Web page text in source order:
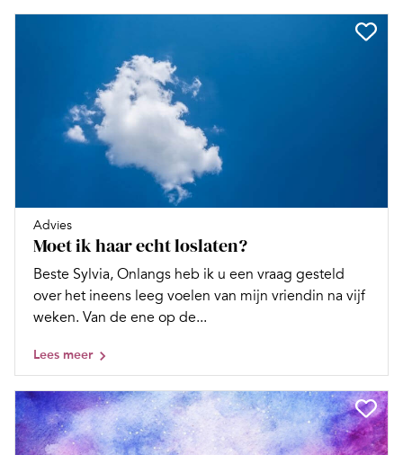
Advies
Moet ik haar echt loslaten?
Beste Sylvia, Onlangs heb ik u een vraag gesteld
over het ineens leeg voelen van mijn vriendin na vijf
weken. Van de ene op de...
Lees meer